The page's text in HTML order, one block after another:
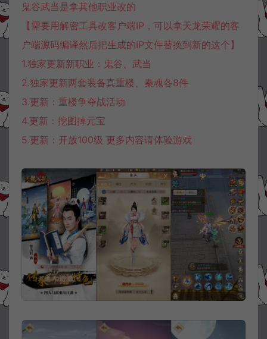
鬼谷武当是拿其他职业改的
【需要用解密工具改客户端IP，可以拿天龙荣耀的客
户端源码编译然后把生成的IP文件替换到新的这个】
1.独家更新新职业：鬼谷、武当
2.独家更新两套装备真重楼、秦魂各8件
3.更新：重楼争夺战活动
4.更新：挖图掉元宝
5.更新：开放100级 更多内容请体验游戏